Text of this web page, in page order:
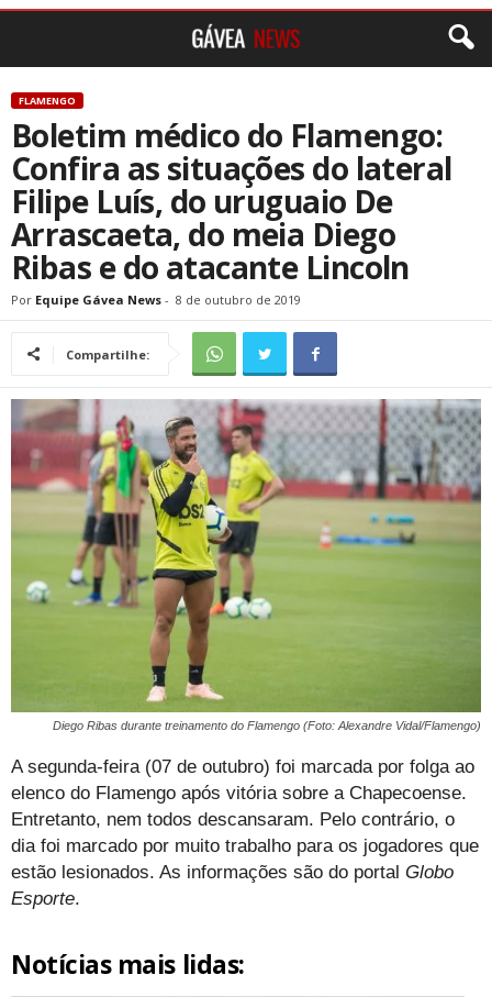
FLAMENGO
Boletim médico do Flamengo:
Confira as situações do lateral
Filipe Luís, do uruguaio De
Arrascaeta, do meia Diego
Ribas e do atacante Lincoln
Por Equipe Gávea News - 8 de outubro de 2019
Compartilhe:
Diego Ribas durante treinamento do Flamengo (Foto: Alexandre Vidal/Flamengo)
A segunda-feira (07 de outubro) foi marcada por folga ao
elenco do Flamengo após vitória sobre a Chapecoense.
Entretanto, nem todos descansaram. Pelo contrário, o
dia foi marcado por muito trabalho para os jogadores que
estão lesionados. As informações são do portal Globo
Esporte.
Notícias mais lidas: